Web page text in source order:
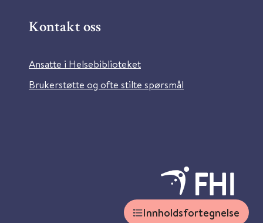
Innholdsfortegnelse
Kontakt oss
Ansatte i Helsebiblioteket
Brukerstøtte og ofte stilte spørsmål